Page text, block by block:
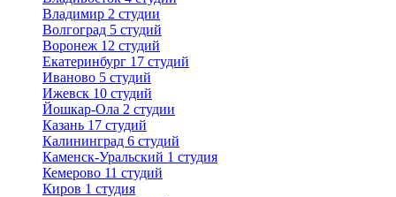
Владимир 2 студии
Волгоград 5 студий
Воронеж 12 студий
Екатеринбург 17 студий
Иваново 5 студий
Ижевск 10 студий
Йошкар-Ола 2 студии
Казань 17 студий
Калининград 6 студий
Каменск-Уральский 1 студия
Кемерово 11 студий
Киров 1 студия